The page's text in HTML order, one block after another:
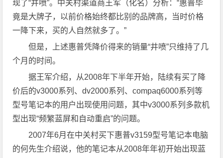
现了“井喷”。中关村渠道商王军（化名）分析：“惠普毕
竟是大牌子，以前价格始终都比别的品牌高，当时价格
一降下来，买的人自然就多了。”
但是，上述惠普凭降价得来的销量“井喷”只维持了几
个月的时间。
据王军介绍，从2008年下半年开始，陆续有买了降
价后的v3000系列、dv2000系列、compaq6000系列等
型号笔记本的用户出现使用问题，其中v3000系列多款机
型出现“频繁蓝屏和自动重启”的问题。
2007年6月在中关村买下惠普v3159型号笔记本电脑
的何先生介绍说，他的笔记本从2008年年初开始出现蓝